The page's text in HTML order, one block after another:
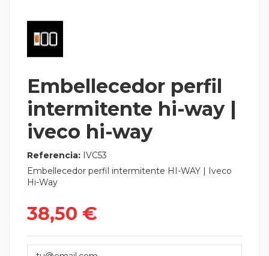
Embellecedor perfil
intermitente hi-way |
iveco hi-way
Referencia: IVC53
Embellecedor perfil intermitente HI-WAY | Iveco
Hi-Way
38,50 €